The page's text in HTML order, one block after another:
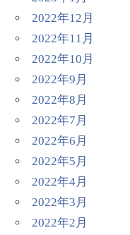
2022年12月
2022年11月
2022年10月
2022年9月
2022年8月
2022年7月
2022年6月
2022年5月
2022年4月
2022年3月
2022年2月